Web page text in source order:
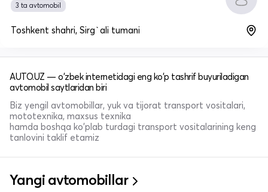
3 ta avtomobil
Toshkent shahri, Sirg`ali tumani
AUTO.UZ — o'zbek internetidagi eng ko'p tashrif buyuriladigan
avtomobil saytlaridan biri
Biz yengil avtomobillar, yuk va tijorat transport vositalari,
mototexnika, maxsus texnika
hamda boshqa ko'plab turdagi transport vositalarining keng
tanlovini taklif etamiz
Yangi avtomobillar